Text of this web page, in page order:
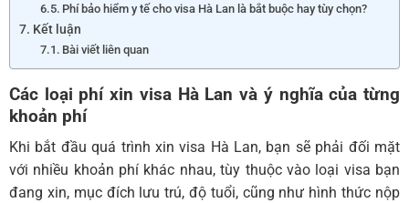
Phí bảo hiểm y tế cho visa Hà Lan là bắt buộc hay tùy chọn?
Kết luận
Bài viết liên quan
Các loại phí xin visa Hà Lan và ý nghĩa của từng
khoản phí
Khi bắt đầu quá trình xin visa Hà Lan, bạn sẽ phải đối mặt
với nhiều khoản phí khác nhau, tùy thuộc vào loại visa bạn
đang xin, mục đích lưu trú, độ tuổi, cũng như hình thức nộp